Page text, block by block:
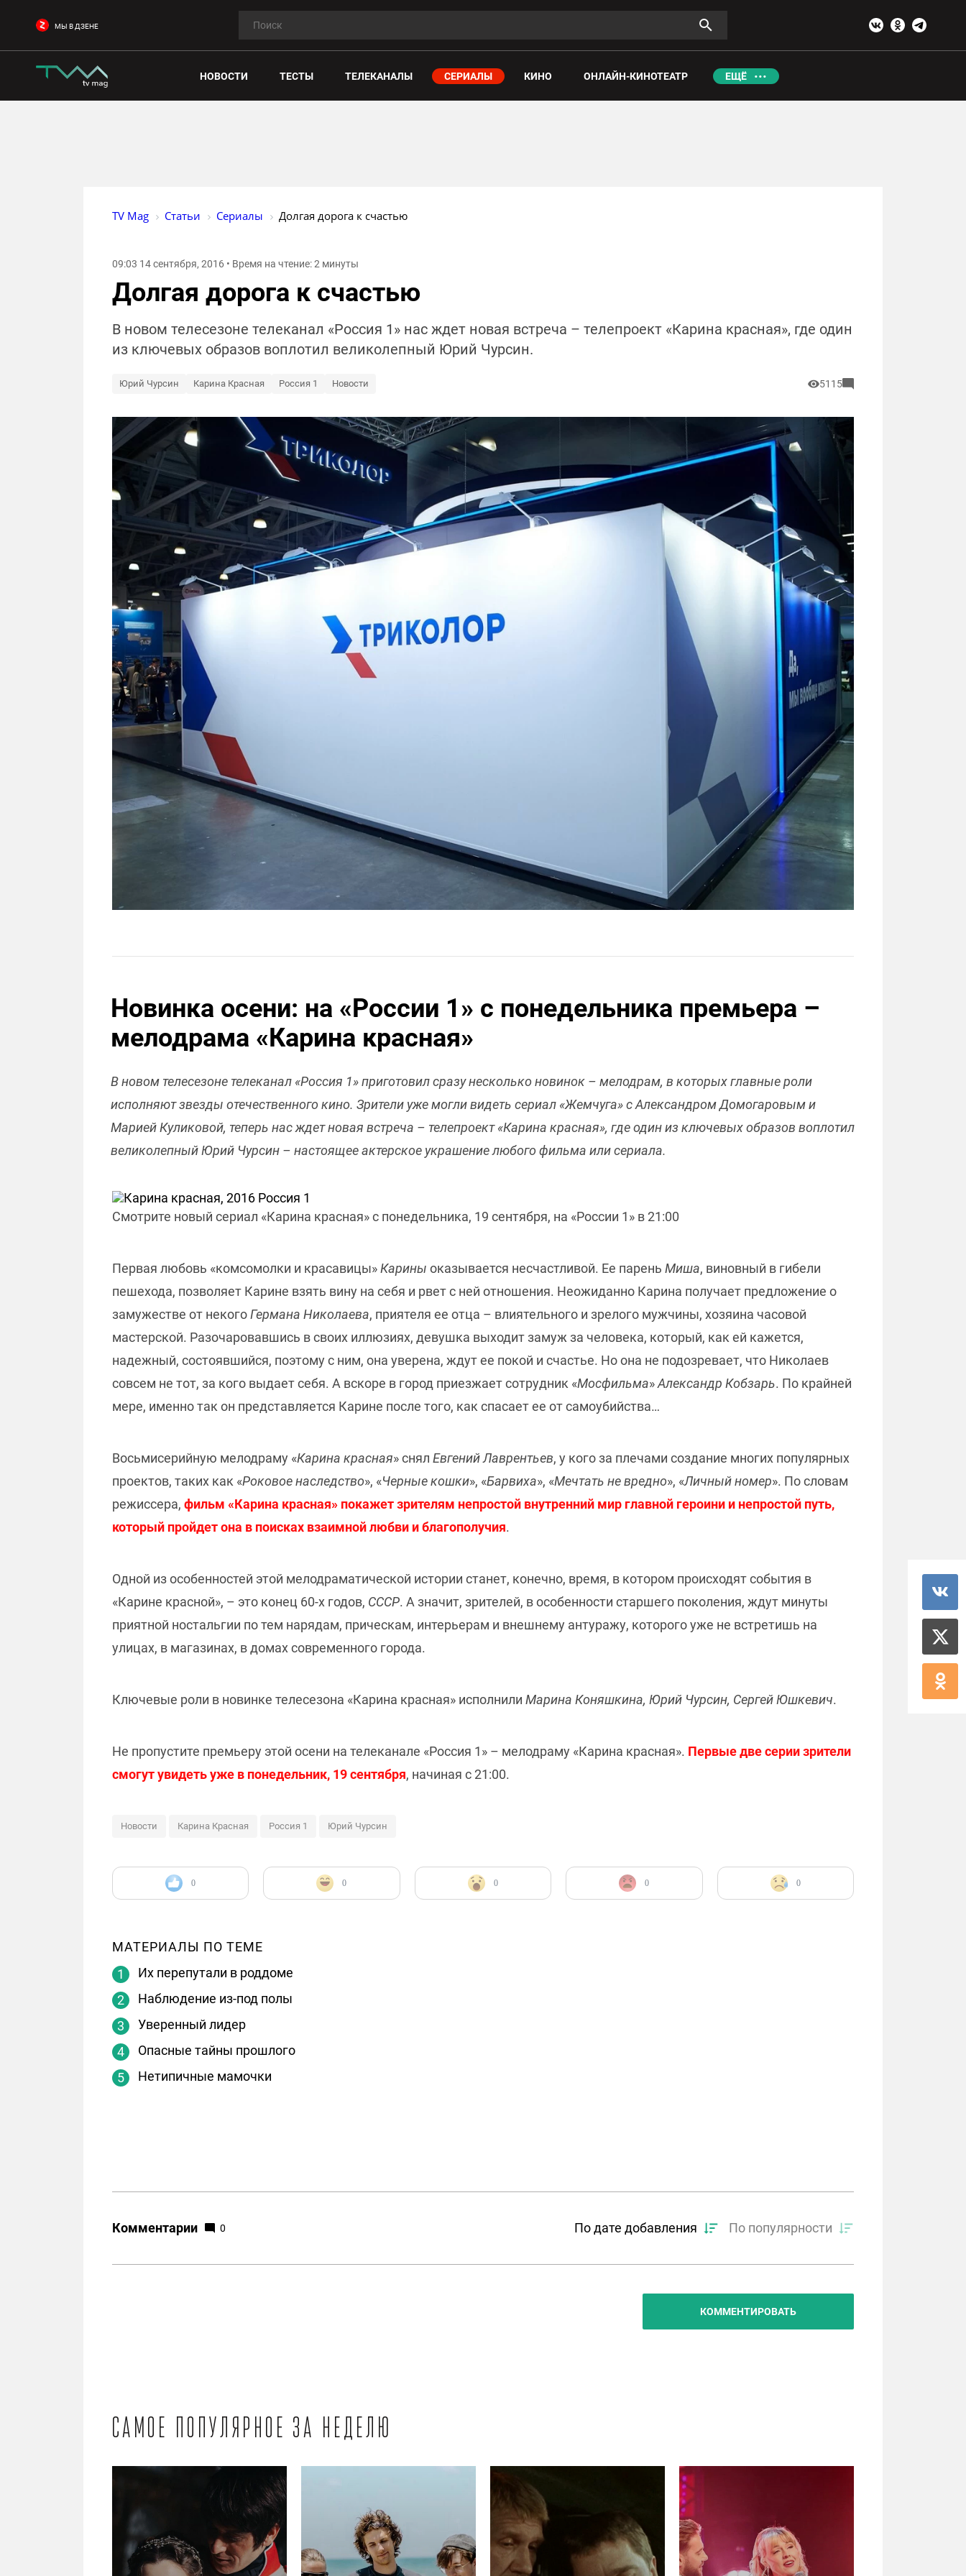
МЫ В ДЗЕНЕ
НОВОСТИ ТЕСТЫ ТЕЛЕКАНАЛЫ СЕРИАЛЫ КИНО ОНЛАЙН-КИНОТЕАТР ЕЩЁ
TV Mag Статьи Сериалы Долгая дорога к счастью
09:03 14 сентября, 2016 • Время на чтение: 2 минуты
Долгая дорога к счастью
В новом телесезоне телеканал «Россия 1» нас ждет новая встреча – телепроект «Карина красная», где один
из ключевых образов воплотил великолепный Юрий Чурсин.
Юрий Чурсин Карина Красная Россия 1 Новости 5115
Новинка осени: на «России 1» с понедельника премьера –
мелодрама «Карина красная»
В новом телесезоне телеканал «Россия 1» приготовил сразу несколько новинок – мелодрам, в которых главные роли
исполняют звезды отечественного кино. Зрители уже могли видеть сериал «Жемчуга» с Александром Домогаровым и
Марией Куликовой, теперь нас ждет новая встреча – телепроект «Карина красная», где один из ключевых образов воплотил
великолепный Юрий Чурсин – настоящее актерское украшение любого фильма или сериала.
Смотрите новый сериал «Карина красная» с понедельника, 19 сентября, на «России 1» в 21:00
Первая любовь «комсомолки и красавицы»Карины оказывается несчастливой. Ее парень Миша, виновный в гибели
пешехода, позволяет Карине взять вину на себя и рвет с ней отношения. Неожиданно Карина получает предложение о
замужестве от некогоГермана Николаева, приятеля ее отца – влиятельного и зрелого мужчины, хозяина часовой
мастерской. Разочаровавшись в своих иллюзиях, девушка выходит замуж за человека, который, как ей кажется,
надежный, состоявшийся, поэтому с ним, она уверена, ждут ее покой и счастье. Но она не подозревает, что Николаев
совсем не тот, за кого выдает себя. А вскоре в город приезжает сотрудник «Мосфильма»Александр Кобзарь. По крайней
мере, именно так он представляется Карине после того, как спасает ее от самоубийства…
Восьмисерийную мелодраму «Карина красная» снял Евгений Лаврентьев, у кого за плечами создание многих популярных
проектов, таких как «Роковое наследство», «Черные кошки», «Барвиха», «Мечтать не вредно», «Личный номер». По словам
режиссера, фильм «Карина красная» покажет зрителям непростой внутренний мир главной героини и непростой путь,
который пройдет она в поисках взаимной любви и благополучия.
Одной из особенностей этой мелодраматической истории станет, конечно, время, в котором происходят события в
«Карине красной», – это конец 60-х годов, СССР. А значит, зрителей, в особенности старшего поколения, ждут минуты
приятной ностальгии по тем нарядам, прическам, интерьерам и внешнему антуражу, которого уже не встретишь на
улицах, в магазинах, в домах современного города.
Ключевые роли в новинке телесезона «Карина красная» исполнили Марина Коняшкина, Юрий Чурсин, Сергей Юшкевич.
Не пропустите премьеру этой осени на телеканале «Россия 1» – мелодраму «Карина красная». Первые две серии зрители
смогут увидеть уже в понедельник, 19 сентября, начиная с 21:00.
Новости Карина Красная Россия 1 Юрий Чурсин
0 0 0 0 0
МАТЕРИАЛЫ ПО ТЕМЕ
Их перепутали в роддоме
Наблюдение из-под полы
Уверенный лидер
Опасные тайны прошлого
Нетипичные мамочки
Комментарии 0 По дате добавления По популярности
КОММЕНТИРОВАТЬ
Самое популярное за неделю